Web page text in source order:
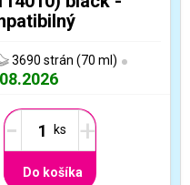
3690 strán (70 ml)
- +
Do košíka